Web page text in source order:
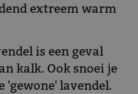
extreem warm
is een geval
kalk. Ook snoei je
'gewone' lavendel.